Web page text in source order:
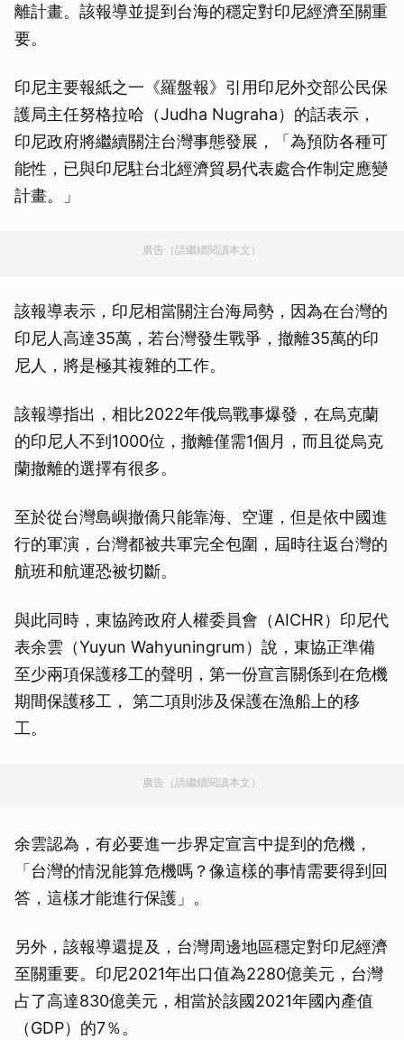
離計畫。該報導並提到台海的穩定對印尼經濟至關重
要。
印尼主要報紙之一《羅盤報》引用印尼外交部公民保
護局主任努格拉哈（Judha Nugraha）的話表示，
印尼政府將繼續關注台灣事態發展，「為預防各種可
能性，已與印尼駐台北經濟貿易代表處合作制定應變
計畫。」
廣告（請繼續閱讀本文）
該報導表示，印尼相當關注台海局勢，因為在台灣的
印尼人高達35萬，若台灣發生戰爭，撤離35萬的印
尼人，將是極其複雜的工作。
該報導指出，相比2022年俄烏戰事爆發，在烏克蘭
的印尼人不到1000位，撤離僅需1個月，而且從烏克
蘭撤離的選擇有很多。
至於從台灣島嶼撤僑只能靠海、空運，但是依中國進
行的軍演，台灣都被共軍完全包圍，屆時往返台灣的
航班和航運恐被切斷。
與此同時，東協跨政府人權委員會（AICHR）印尼代
表余雲（Yuyun Wahyuningrum）說，東協正準備
至少兩項保護移工的聲明，第一份宣言關係到在危機
期間保護移工， 第二項則涉及保護在漁船上的移
工。
廣告（請繼續閱讀本文）
余雲認為，有必要進一步界定宣言中提到的危機，
「台灣的情況能算危機嗎？像這樣的事情需要得到回
答，這樣才能進行保護」。
另外，該報導還提及，台灣周邊地區穩定對印尼經濟
至關重要。印尼2021年出口值為2280億美元，台灣
占了高達830億美元，相當於該國2021年國內產值
（GDP）的7％。